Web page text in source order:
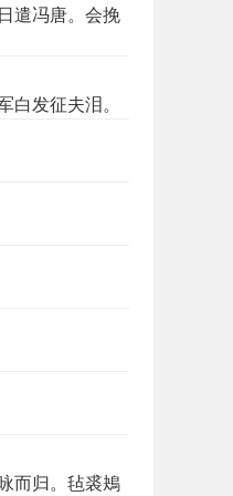
遣冯唐。会挽
白发征夫泪。
而归。毡裘鴂